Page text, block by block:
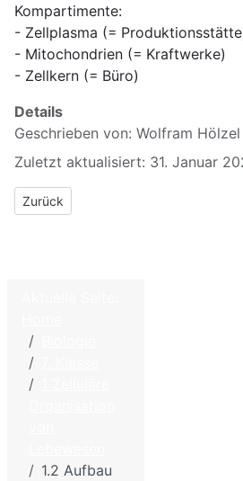
Kompartimente:
- Zellplasma (=
- Mitochondrien (= Kraftwerke)
- Zellkern (= Büro)
Details
Geschrieben von: Wolfram Hölzel
Zuletzt aktualisiert: 31. Januar
Vorheriger Beitrag: 1.1
Zurück
1.2 Aufbau